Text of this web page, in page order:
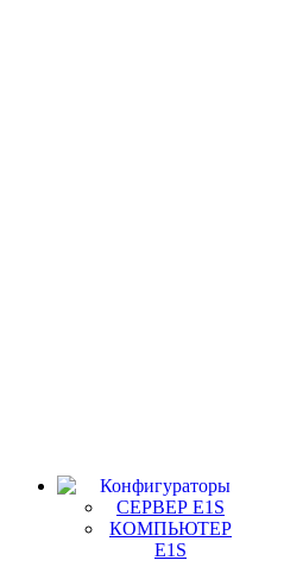
Конфигураторы
СЕРВЕР E1S
КОМПЬЮТЕР
E1S